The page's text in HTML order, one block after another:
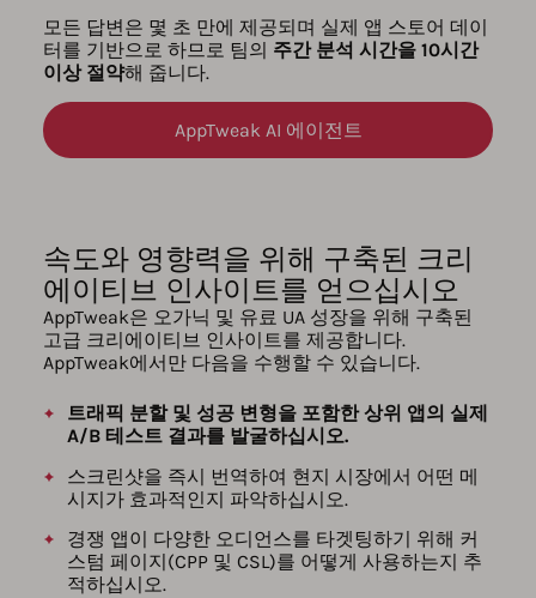
모든 답변은 몇 초 만에 제공되며 실제 앱 스토어 데이
터를 기반으로 하므로 팀의 주간 분석 시간을 10시간
이상 절약해 줍니다.
AppTweak AI 에이전트
속도와 영향력을 위해 구축된 크리
에이티브 인사이트를 얻으십시오
AppTweak은 오가닉 및 유료 UA 성장을 위해 구축된
고급 크리에이티브 인사이트를 제공합니다.
AppTweak에서만 다음을 수행할 수 있습니다.
트래픽 분할 및 성공 변형을 포함한 상위 앱의 실제
A/B 테스트 결과를 발굴하십시오.
스크린샷을 즉시 번역하여 현지 시장에서 어떤 메
시지가 효과적인지 파악하십시오.
경쟁 앱이 다양한 오디언스를 타겟팅하기 위해 커
스텀 페이지(CPP 및 CSL)를 어떻게 사용하는지 추
적하십시오.